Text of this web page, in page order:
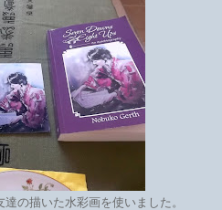
の描いた水彩画を使いました。